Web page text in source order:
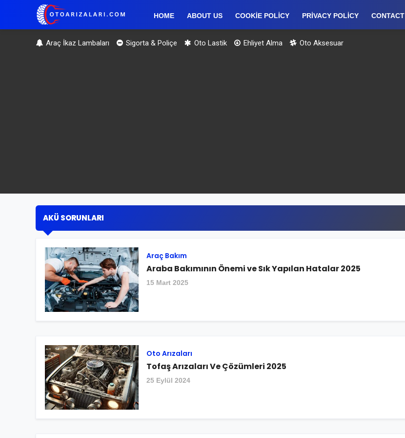
HOME ABOUT US COOKIE POLICY PRIVACY POLICY CONTACT
Araç İkaz Lambaları Sigorta & Poliçe Oto Lastik Ehliyet Alma Oto Aksesuar
AKÜ SORUNLARI
Araç Bakım
Araba Bakımının Önemi ve Sık Yapılan Hatalar 2025
15 Mart 2025
Oto Arızaları
Tofaş Arızaları Ve Çözümleri 2025
25 Eylül 2024